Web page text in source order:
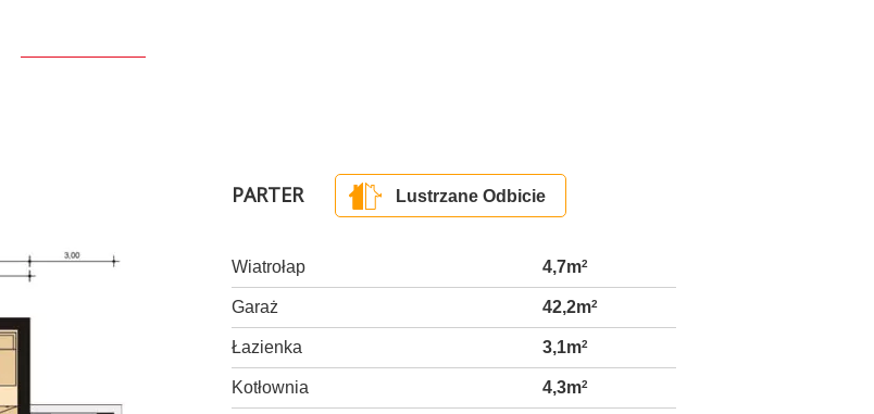
PARTER Lustrzane Odbicie
Wiatrołap 4,7m2
Garaż 42,2m2
Łazienka 3,1m2
Kotłownia 4,3m2